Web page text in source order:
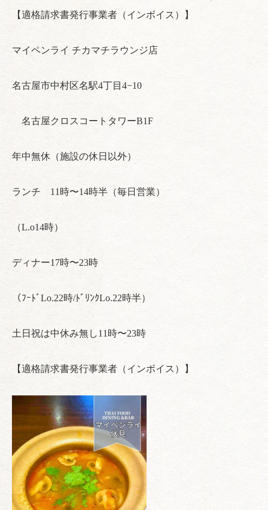
【適格請求書発行事業者（インボイス）】
マイペンライ チカマチラウンジ店
名古屋市中村区名駅4丁目4−10
名古屋クロスコートタワーB1F
年中無休（施設の休日以外）
ランチ 11時〜14時半（毎日営業）
（L.o14時）
ディナー17時〜23時
（ﾌｰﾄﾞLo.22時/ﾄﾞﾘﾝｸLo.22時半）
土日祝は中休み無し11時〜23時
【適格請求書発行事業者（インボイス）】